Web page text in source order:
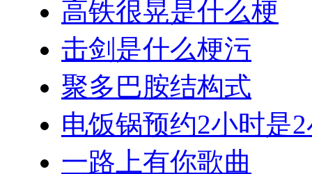
高铁很晃是什么梗
击剑是什么梗污
聚多巴胺结构式
电饭锅预约2小时是
一路上有你歌曲